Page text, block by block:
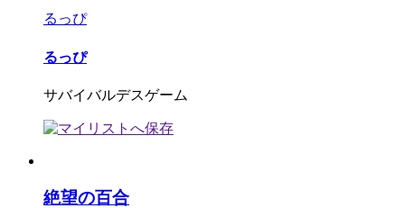
るっぴ
るっぴ
サバイバルデスゲーム
絶望の百合